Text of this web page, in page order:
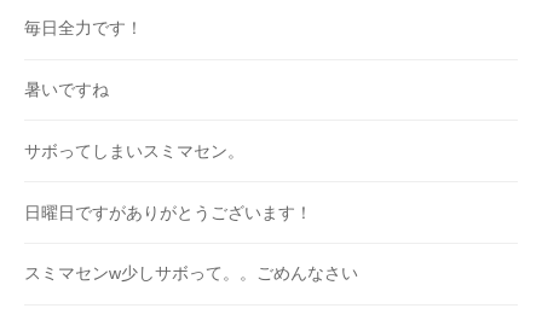
毎日全力です！
暑いですね
サボってしまいスミマセン。
日曜日ですがありがとうございます！
スミマセンw少しサボって。。ごめんなさい